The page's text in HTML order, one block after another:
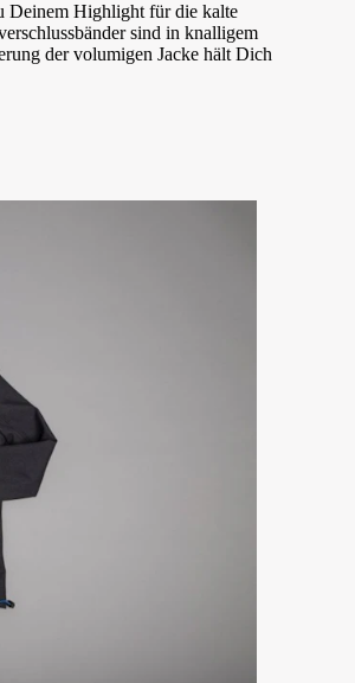
Deinem Highlight für die kalte
sind in knalligem
der volumigen Jacke hält Dich